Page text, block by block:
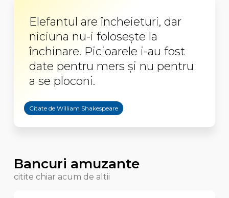
Elefantul are încheieturi, dar
niciuna nu-i foloseşte la
închinare. Picioarele i-au fost
date pentru mers şi nu pentru
a se ploconi.
Citate de William Shakespeare
Bancuri amuzante
citite chiar acum de altii